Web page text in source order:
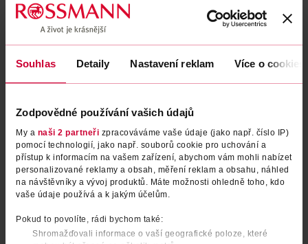
Souhlas Detaily Nastavení reklam Více o cookies
Zodpovědné používání vašich údajů
My a naši 2 partneři zpracováváme vaše údaje (jako např. číslo IP)
pomocí technologií, jako např. souborů cookie pro uchování a
přístup k informacím na vašem zařízení, abychom vám mohli nabízet
personalizované reklamy a obsah, měření reklam a obsahu, náhled
na návštěvníky a vývoj produktů. Máte možnosti ohledně toho, kdo
vaše údaje používá a k jakým účelům.
Pokud to povolíte, rádi bychom také:
Shromažďovali informace o vaší geografické poloze, které
BIO ovocný příkrm jablko,
banán a keksy
DO KOŠÍKU
BIO ovocný příkrm broskev,
jablko, banán a malina
DO KOŠÍKU